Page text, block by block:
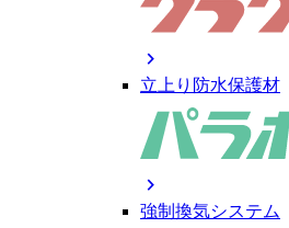
chevron_right
立上り防水保護材
chevron_right
強制換気システム